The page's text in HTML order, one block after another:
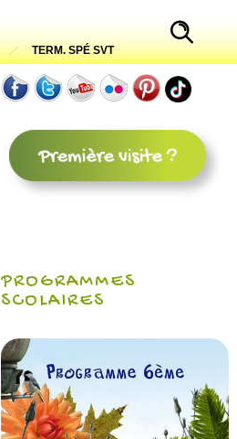
TERM. SPÉ SVT
PROGRAMMES
SCOLAIRES